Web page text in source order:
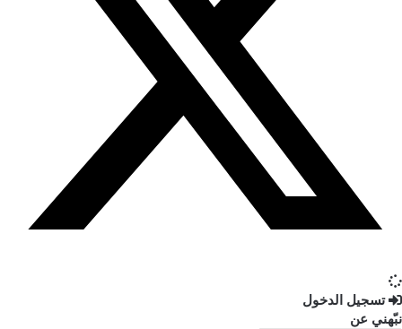
تسجيل الدخول
نبّهني عن